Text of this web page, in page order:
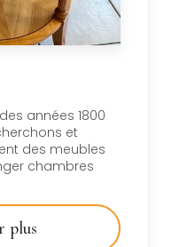
années 1800
et
des meubles
chambres
plus